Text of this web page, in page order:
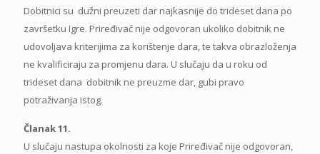
Dobitnici su dužni preuzeti dar najkasnije do trideset dana po
završetku Igre. Priređivač nije odgovoran ukoliko dobitnik ne
udovoljava kriterijima za korištenje dara, te takva obrazloženja
ne kvalificiraju za promjenu dara. U slučaju da u roku od
trideset dana dobitnik ne preuzme dar, gubi pravo
potraživanja istog.
Članak 11.
U slučaju nastupa okolnosti za koje Priređivač nije odgovoran,